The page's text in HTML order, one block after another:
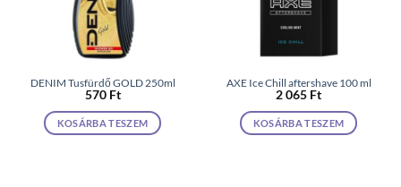
DENIM Tusfürdő GOLD 250ml
570 Ft
KOSÁRBA TESZEM
AXE Ice Chill aftershave 100 ml
2 065 Ft
KOSÁRBA TESZEM